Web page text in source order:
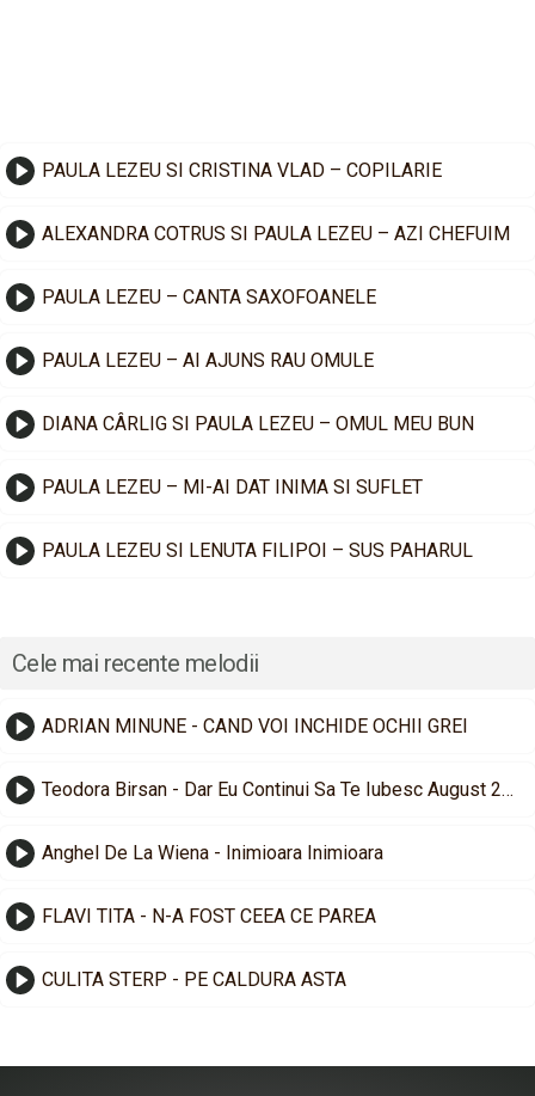
PAULA LEZEU SI CRISTINA VLAD – COPILARIE
ALEXANDRA COTRUS SI PAULA LEZEU – AZI CHEFUIM
PAULA LEZEU – CANTA SAXOFOANELE
PAULA LEZEU – AI AJUNS RAU OMULE
DIANA CÂRLIG SI PAULA LEZEU – OMUL MEU BUN
PAULA LEZEU – MI-AI DAT INIMA SI SUFLET
PAULA LEZEU SI LENUTA FILIPOI – SUS PAHARUL
Cele mai recente melodii
ADRIAN MINUNE - CAND VOI INCHIDE OCHII GREI
Teodora Birsan - Dar Eu Continui Sa Te Iubesc August 2026
Anghel De La Wiena - Inimioara Inimioara
FLAVI TITA - N-A FOST CEEA CE PAREA
CULITA STERP - PE CALDURA ASTA